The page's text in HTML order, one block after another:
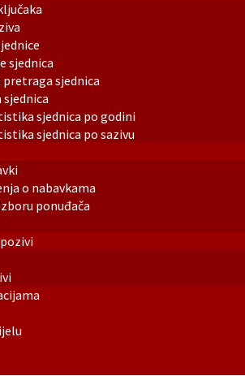
sjednica
pretraga sjednica
sjednica po godini
sjednica po sazivu
o nabavkama
ponuđača